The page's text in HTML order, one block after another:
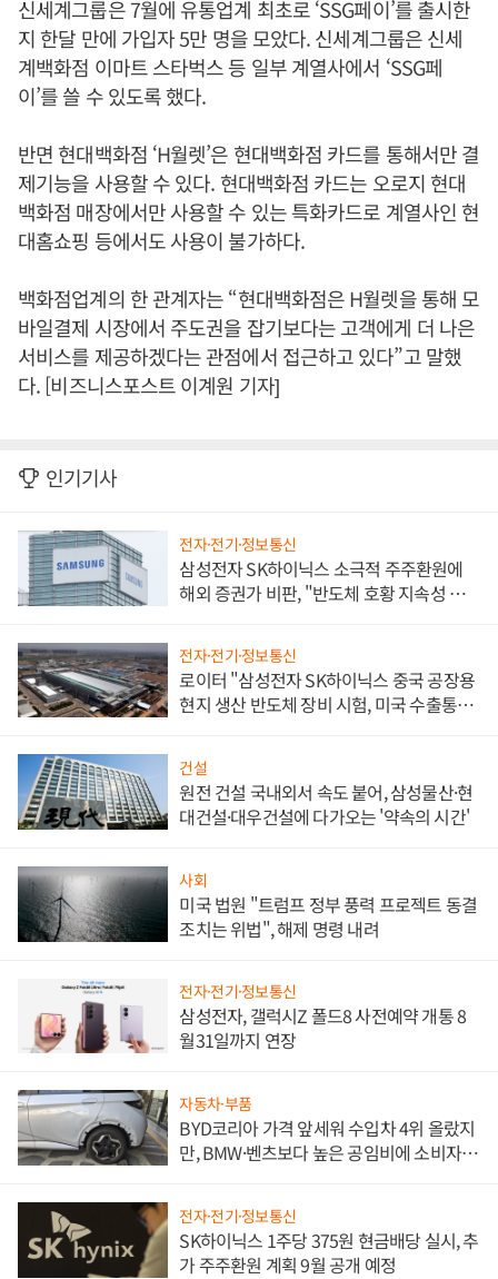
신세계그룹은 7월에 유통업계 최초로 ‘SSG페이’를 출시한
지 한달 만에 가입자 5만 명을 모았다. 신세계그룹은 신세
계백화점 이마트 스타벅스 등 일부 계열사에서 ‘SSG페
이’를 쓸 수 있도록 했다.
반면 현대백화점 ‘H월렛’은 현대백화점 카드를 통해서만 결
제기능을 사용할 수 있다. 현대백화점 카드는 오로지 현대
백화점 매장에서만 사용할 수 있는 특화카드로 계열사인 현
대홈쇼핑 등에서도 사용이 불가하다.
백화점업계의 한 관계자는 “현대백화점은 H월렛을 통해 모
바일결제 시장에서 주도권을 잡기보다는 고객에게 더 나은
서비스를 제공하겠다는 관점에서 접근하고 있다”고 말했
다. [비즈니스포스트 이계원 기자]
인기기사
전자·전기·정보통신
삼성전자 SK하이닉스 소극적 주주환원에
해외 증권가 비판, "반도체 호황 지속성 의
전자·전기·정보통신
로이터 "삼성전자 SK하이닉스 중국 공장용
현지 생산 반도체 장비 시험, 미국 수출통제
건설
원전 건설 국내외서 속도 붙어, 삼성물산·현
대건설·대우건설에 다가오는 '약속의 시간'
사회
미국 법원 "트럼프 정부 풍력 프로젝트 동결
조치는 위법", 해제 명령 내려
전자·전기·정보통신
삼성전자, 갤럭시Z 폴드8 사전예약 개통 8
월31일까지 연장
자동차·부품
BYD코리아 가격 앞세워 수입차 4위 올랐지
만, BMW·벤츠보다 높은 공임비에 소비자
전자·전기·정보통신
SK하이닉스 1주당 375원 현금배당 실시, 추
가 주주환원 계획 9월 공개 예정